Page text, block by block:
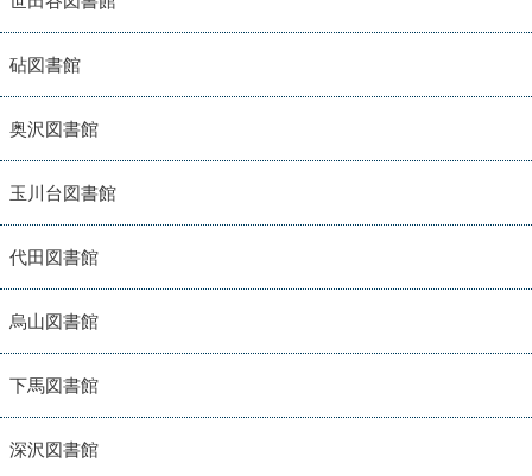
砧図書館
奥沢図書館
玉川台図書館
代田図書館
烏山図書館
下馬図書館
深沢図書館